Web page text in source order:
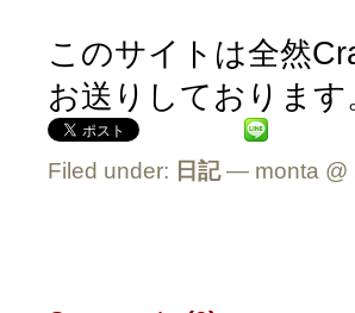
このサイトは全然
お送りしております
Filed under: 日記— monta @